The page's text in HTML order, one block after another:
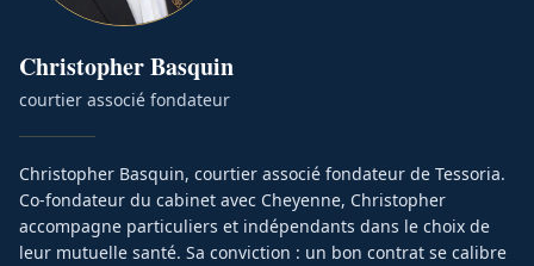
ChristopherBasquin
courtier associé fondateur
Christopher Basquin, courtier associé fondateur de Tessoria.
Co-fondateur du cabinet avec Cheyenne, Christopher
accompagne particuliers et indépendants dans le choix de
leur mutuelle santé. Sa conviction : un bon contrat se calibre